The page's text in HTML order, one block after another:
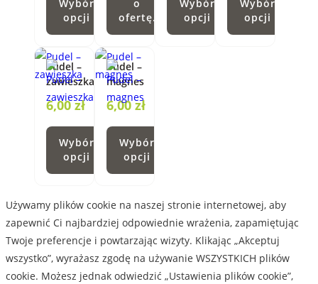
Wybór
opcji
produkt
ma
wiele
wariantów.
Opcje
można
wybrać
stronie
produktu
o
ofertę.
Wybór
opcji
stronie
produktu
Wybór
opcji
stronie
produktu
Pudel –
zawieszka
6,00zł
Wybór
opcji
produkt
ma
wiele
wariantów.
Opcje
Pudel –
magnes
6,00zł
Wybór
opcji
produkt
ma
wiele
wariantów.
Opcje
Używamy plików cookie na naszej stronie internetowej, aby
zapewnić Ci najbardziej odpowiednie wrażenia, zapamiętując
Twoje preferencje i powtarzając wizyty. Klikając „Akceptuj
wszystko”, wyrażasz zgodę na używanie WSZYSTKICH plików
cookie. Możesz jednak odwiedzić „Ustawienia plików cookie”,